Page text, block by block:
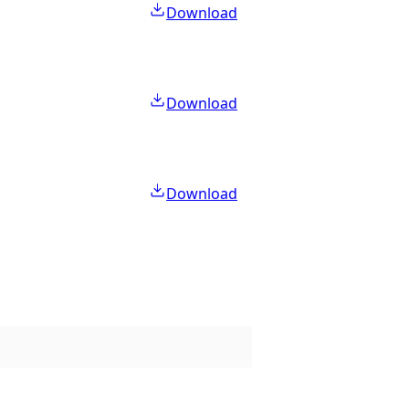
Download
Download
Download